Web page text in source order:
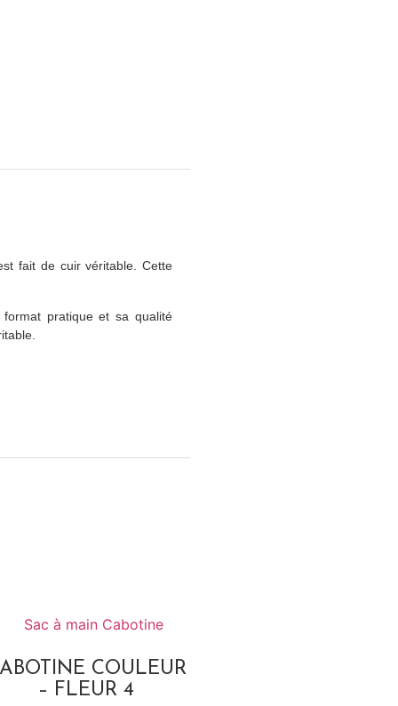
fait de cuir véritable. Cette
pratique et sa qualité
COULEUR
– FLEUR 4